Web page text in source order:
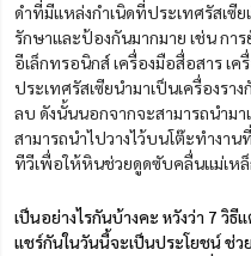
ดำที่มีแหล่งกำเนิดที่ประเทศรัสเ
รักษาและป้องกันมากมาย เช่น ก
อีเล็กทรอนิกส์ เครื่องมือสื่อสาร เ
ประเทศรัสเซียนำมาเป็นเครื่องร
ลบ ดังนั้นนอกจากจะสามารถนำม
สามารถนำไปวางไว้บนโต๊ะทำงา
ทีวีเพื่อให้หินช่วยดูดซับคลื่นแม่เหล็
เป็นอย่างไรกันบ้างคะ หวังว่า 7 วิ
แชร์กันในวันนี้จะเป็นประโยชน์ ช่ว